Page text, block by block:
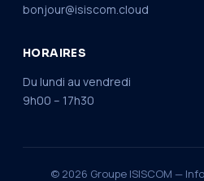
bonjour@isiscom.cloud
HORAIRES
Du lundi au vendredi
9h00 – 17h30
© 2026 Groupe ISISCOM —